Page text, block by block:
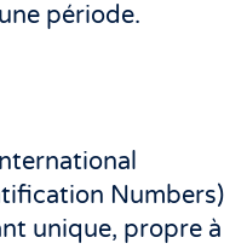
période.
Numbers)
unique, propre à